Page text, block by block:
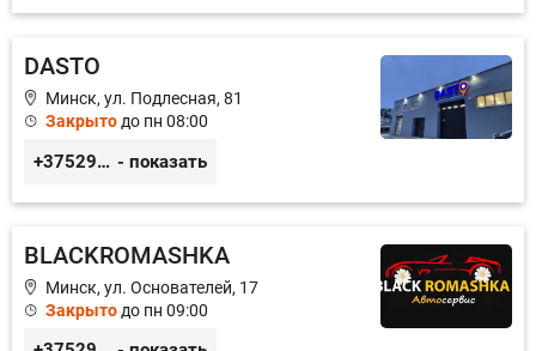
DASTO
Минск, ул. Подлесная, 81
Закрытодо пн 08:00
+375296606560 - показать
BLACKROMASHKA
Минск, ул. Основателей, 17
Закрыто до пн 09:00